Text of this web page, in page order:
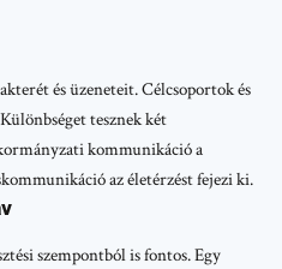
és üzeneteit. Célcsoportok és
tesznek két
kommunikáció a
az életérzést fejezi ki.
szempontból is fontos. Egy